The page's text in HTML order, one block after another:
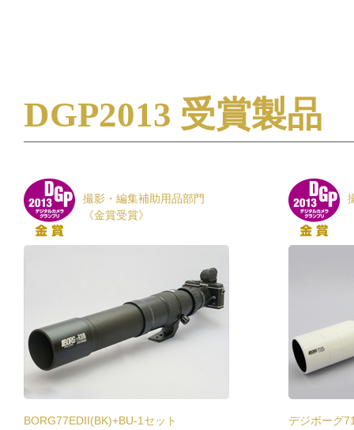
DGP2013 受賞製品
撮影・編集補助用品部門
《金賞受賞》
BORG77EDII(BK)+BU-1セット
デジボーグ